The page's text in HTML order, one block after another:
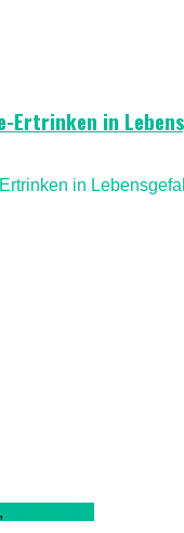
Ertrinken in
,